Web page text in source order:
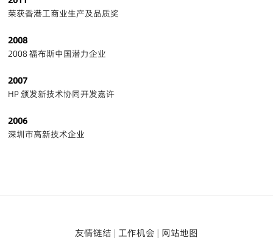
荣获香港工商业生产及品质奖
2008
2008 福布斯中国潜力企业
2007
HP 颁发新技术协同开发嘉许
2006
深圳市高新技术企业
友情链结 | 工作机会 | 网站地图